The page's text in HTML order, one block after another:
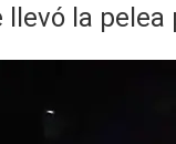
llevó la